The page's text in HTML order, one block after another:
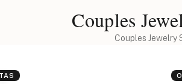
Couples
Couples Jewelry